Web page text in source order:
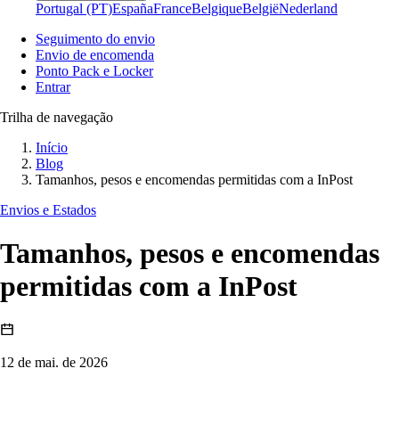
Portugal (PT)EspañaFranceBelgiqueBelgiëNederland
Seguimento do envio
Envio de encomenda
Ponto Pack e Locker
Entrar
Trilha de navegação
Início
Blog
Tamanhos, pesos e encomendas permitidas com a InPost
Envios e Estados
Tamanhos, pesos e encomendas
permitidas com a InPost
12 de mai. de 2026